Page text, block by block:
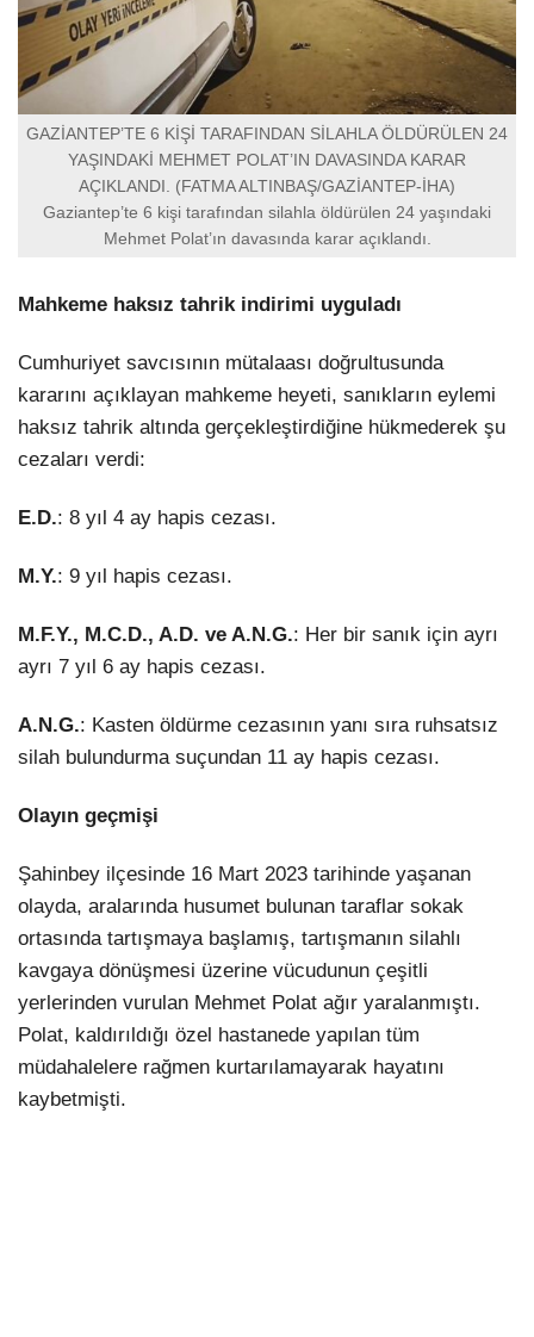
GAZİANTEP’TE 6 KİŞİ TARAFINDAN SİLAHLA ÖLDÜRÜLEN 24
YAŞINDAKİ MEHMET POLAT’IN DAVASINDA KARAR
AÇIKLANDI. (FATMA ALTINBAŞ/GAZİANTEP-İHA)
Gaziantep’te 6 kişi tarafından silahla öldürülen 24 yaşındaki
Mehmet Polat’ın davasında karar açıklandı.
Mahkeme haksız tahrik indirimi uyguladı
Cumhuriyet savcısının mütalaası doğrultusunda
kararını açıklayan mahkeme heyeti, sanıkların eylemi
haksız tahrik altında gerçekleştirdiğine hükmederek şu
cezaları verdi:
E.D.: 8 yıl 4 ay hapis cezası.
M.Y.: 9 yıl hapis cezası.
M.F.Y., M.C.D., A.D. ve A.N.G.: Her bir sanık için ayrı
ayrı 7 yıl 6 ay hapis cezası.
A.N.G.: Kasten öldürme cezasının yanı sıra ruhsatsız
silah bulundurma suçundan 11 ay hapis cezası.
Olayın geçmişi
Şahinbey ilçesinde 16 Mart 2023 tarihinde yaşanan
olayda, aralarında husumet bulunan taraflar sokak
ortasında tartışmaya başlamış, tartışmanın silahlı
kavgaya dönüşmesi üzerine vücudunun çeşitli
yerlerinden vurulan Mehmet Polat ağır yaralanmıştı.
Polat, kaldırıldığı özel hastanede yapılan tüm
müdahalelere rağmen kurtarılamayarak hayatını
kaybetmişti.